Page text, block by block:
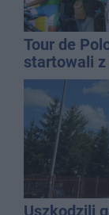
Tour de
startowali z
Uszkodzili